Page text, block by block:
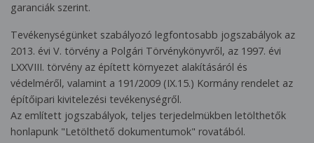
garanciák szerint.
Tevékenységünket szabályozó legfontosabb jogszabályok az
2013. évi V. törvény a Polgári Törvénykönyvről, az 1997. évi
LXXVIII. törvény az épített környezet alakításáról és
védelméről, valamint a 191/2009 (IX.15.) Kormány rendelet az
építőipari kivitelezési tevékenységről.
Az említett jogszabályok, teljes terjedelmükben letölthetők
honlapunk "Letölthető dokumentumok" rovatából.